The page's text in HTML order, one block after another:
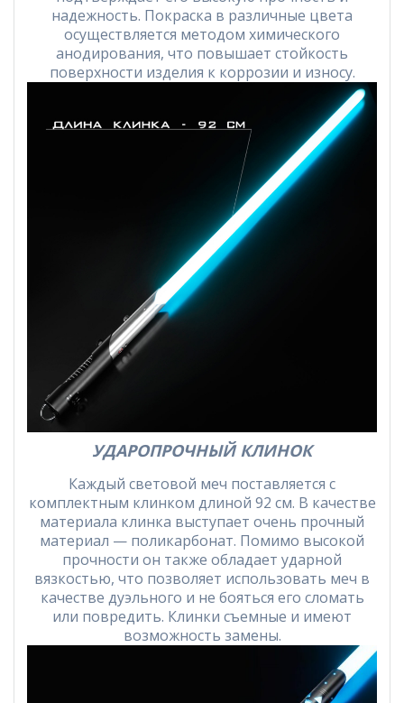
надежность. Покраска в различные цвета
осуществляется методом химического
анодирования, что повышает стойкость
поверхности изделия к коррозии и износу.
УДАРОПРОЧНЫЙ КЛИНОК
Каждый световой меч поставляется с
комплектным клинком длиной 92 см. В качестве
материала клинка выступает очень прочный
материал — поликарбонат. Помимо высокой
прочности он также обладает ударной
вязкостью, что позволяет использовать меч в
качестве дуэльного и не бояться его сломать
или повредить. Клинки съемные и имеют
возможность замены.